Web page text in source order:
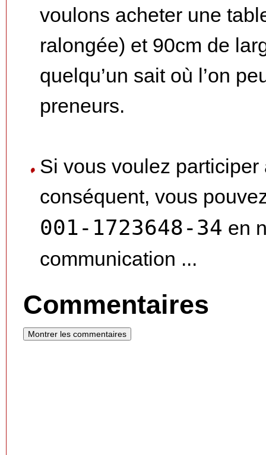
voulons acheter une
ralongée) et 90cm de
quelqu’un sait où l’on
preneurs.
Si vous voulez
conséquent, vous
001-1723648-34 en
communication ...
Commentaires
Montrer les commentaires